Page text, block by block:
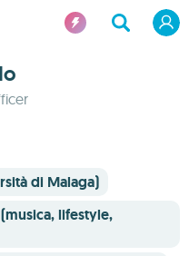
di Malaga)
lifestyle,